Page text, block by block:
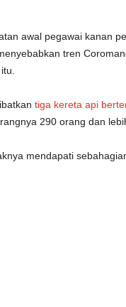
awal pegawai kanan
tren
tiga kereta api
290 orang dan
mendapati